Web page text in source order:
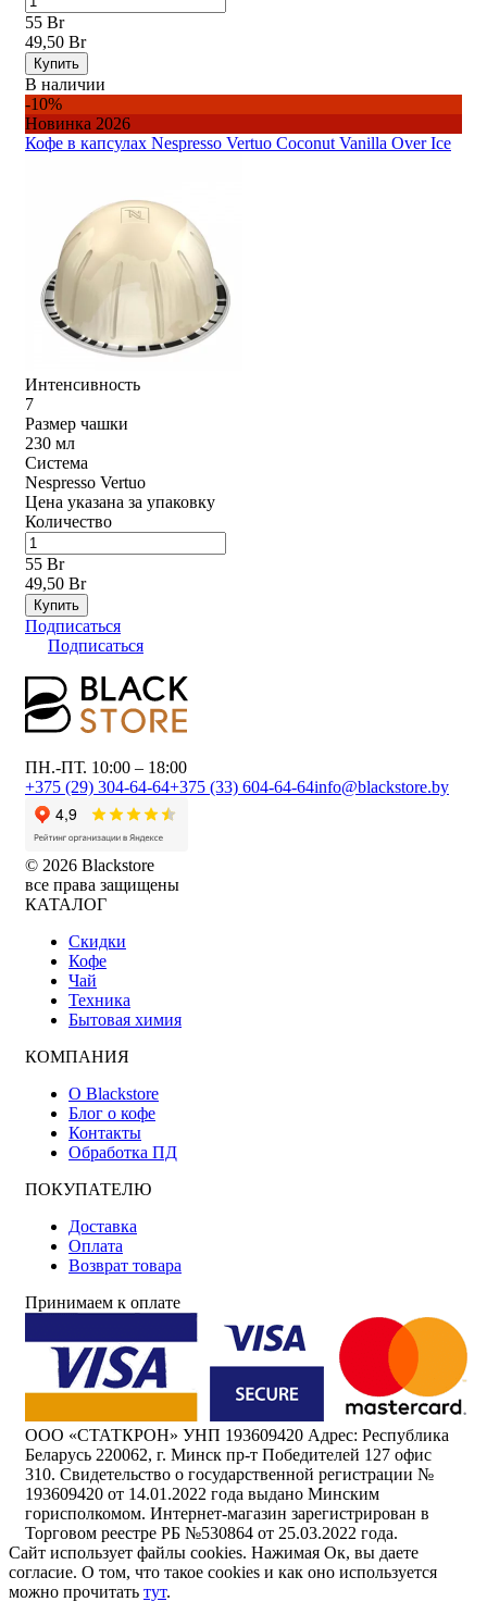
55 Br
49,50 Br
Купить
В наличии
-10%
Новинка 2026
Кофе в капсулах Nespresso Vertuo Coconut Vanilla Over Ice
Интенсивность
7
Размер чашки
230 мл
Система
Nespresso Vertuo
Цена указана за упаковку
Количество
55 Br
49,50 Br
Купить
Подписаться
Подписаться
ПН.-ПТ. 10:00 – 18:00
+375 (29) 304-64-64+375 (33) 604-64-64info@blackstore.by
© 2026 Blackstore
все права защищены
КАТАЛОГ
Скидки
Кофе
Чай
Техника
Бытовая химия
КОМПАНИЯ
О Blackstore
Блог о кофе
Контакты
Обработка ПД
ПОКУПАТЕЛЮ
Доставка
Оплата
Возврат товара
Принимаем к оплате
ООО «СТАТКРОН» УНП 193609420 Адрес: Республика
Беларусь 220062, г. Минск пр-т Победителей 127 офис
310. Свидетельство о государственной регистрации №
193609420 от 14.01.2022 года выдано Минским
горисполкомом. Интернет-магазин зарегистрирован в
Торговом реестре РБ №530864 от 25.03.2022 года.
Сайт использует файлы cookies. Нажимая Ок, вы даете
согласие. О том, что такое cookies и как оно используется
можно прочитать тут.